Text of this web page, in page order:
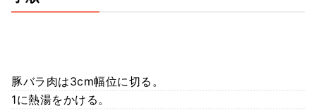
豚バラ肉は3cm幅位に切る。
1に熱湯をかける。